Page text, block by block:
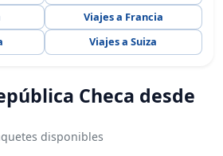
Viajes a Francia
Viajes a Suiza
Checa desde
disponibles